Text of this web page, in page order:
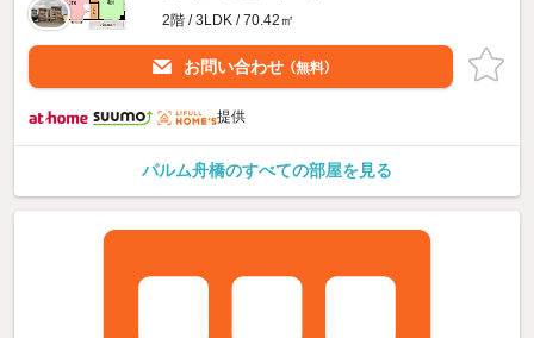
2階 / 3LDK / 70.42㎡
お問い合わせ （無料）
提供
パルム舟橋のすべての部屋を見る